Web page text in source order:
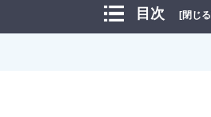
目次 [閉じ